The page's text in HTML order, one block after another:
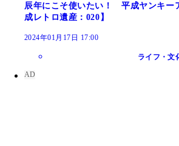
辰年にこそ使いたい！ 平成ヤンキー
成レトロ遺産：020】
2024年01月17日 17:00
ライフ・文